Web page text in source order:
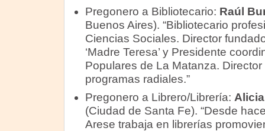
Pregonero a Bibliotecario: Raúl
Buenos Aires). “Bibliotecario
Ciencias Sociales. Director
‘Madre Teresa’ y Presidente
Populares de La Matanza.
programas radiales.”
Pregonero a Librero/Librería:
(Ciudad de Santa Fe). “Desde
Arese trabaja en librerías